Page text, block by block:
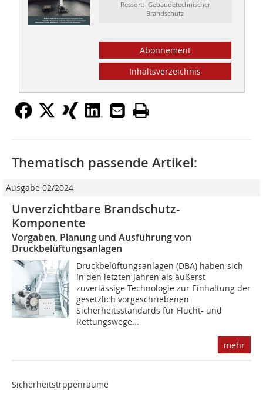
Ressort: Gebäudetechnischer
Brandschutz
Abonnement
Inhaltsverzeichnis
Thematisch passende Artikel:
Ausgabe 02/2024
Unverzichtbare Brandschutz-
Komponente
Vorgaben, Planung und Ausführung von
Druckbelüftungsanlagen
Druckbelüftungsanlagen (DBA) haben sich
in den letzten Jahren als äußerst
zuverlässige Technologie zur Einhaltung der
gesetzlich vorgeschriebenen
Sicherheitsstandards für Flucht- und
Rettungswege...
mehr
Sicherheitstrppenräume